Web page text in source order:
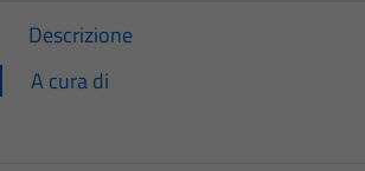
Descrizione
A cura di